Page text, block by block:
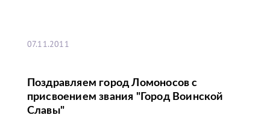
07.11.2011
Поздравляем город Ломоносов с
присвоением звания "Город Воинской
Славы"